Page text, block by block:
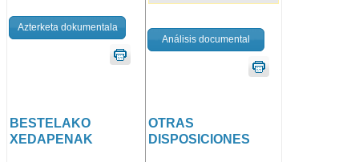
Azterketa dokumentala
Análisis documental
BESTELAKO
XEDAPENAK
OTRAS
DISPOSICIONES